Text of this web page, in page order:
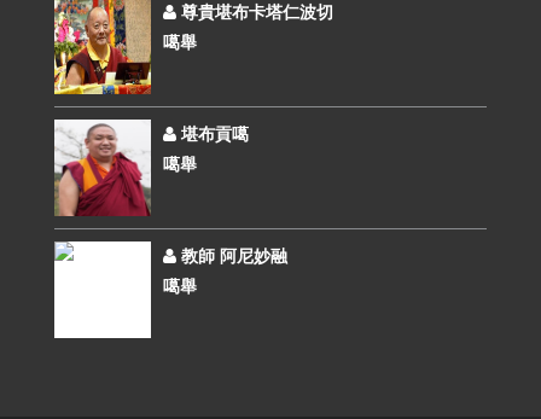
尊貴堪布卡塔仁波切
噶舉
堪布貢噶
噶舉
教師 阿尼妙融
噶舉